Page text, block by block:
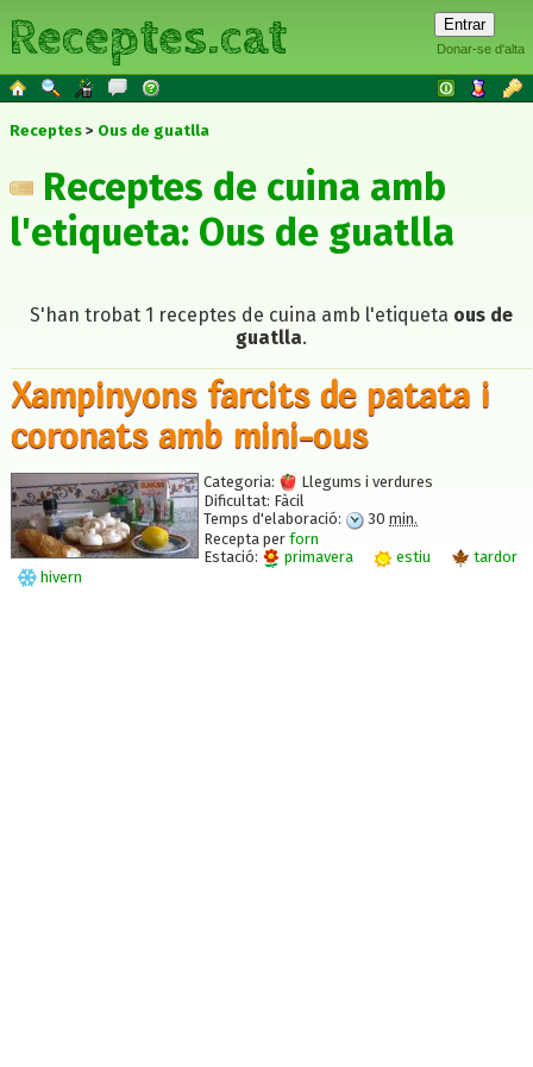
Donar-se d'alta
Receptes.cat
Receptes Ous de guatlla
Receptes de cuina amb
l'etiqueta: Ous de guatlla
S'han trobat 1 receptes de cuina amb l'etiqueta ous de
guatlla.
Xampinyons farcits de patata i
coronats amb mini-ous
Categoria:
Llegums i verdures
Dificultat: Fàcil
Temps d'elaboració:
30 min.
Recepta per forn
Estació:
primavera estiu
tardor
hivern